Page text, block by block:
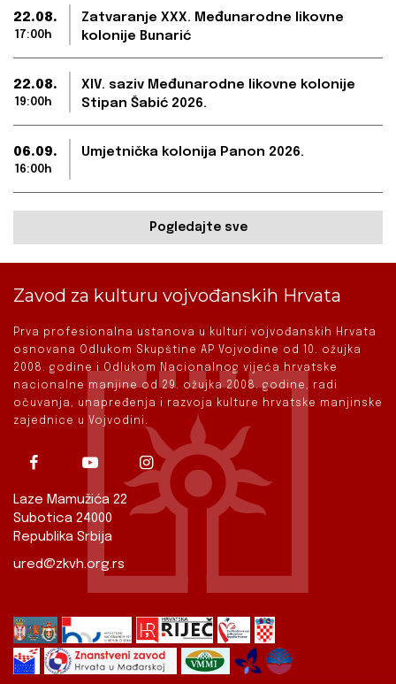
22.08.
17:00h
Zatvaranje XXX. Međunarodne likovne
kolonije Bunarić
22.08.
19:00h
XIV. saziv Međunarodne likovne kolonije
Stipan Šabić 2026.
06.09.
16:00h
Umjetnička kolonija Panon 2026.
Pogledajte sve
Zavod za kulturu vojvođanskih Hrvata
Prva profesionalna ustanova u kulturi vojvođanskih Hrvata
osnovana Odlukom Skupštine AP Vojvodine od 10. ožujka
2008. godine i Odlukom Nacionalnog vijeća hrvatske
nacionalne manjine od 29. ožujka 2008. godine, radi
očuvanja, unapređenja i razvoja kulture hrvatske manjinske
zajednice u Vojvodini.
Laze Mamužića 22
Subotica 24000
Republika Srbija
ured@zkvh.org.rs